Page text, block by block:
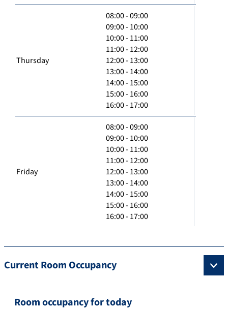
Thursday
08:00 - 09:00
09:00 - 10:00
10:00 - 11:00
11:00 - 12:00
12:00 - 13:00
13:00 - 14:00
14:00 - 15:00
15:00 - 16:00
16:00 - 17:00
Friday
08:00 - 09:00
09:00 - 10:00
10:00 - 11:00
11:00 - 12:00
12:00 - 13:00
13:00 - 14:00
14:00 - 15:00
15:00 - 16:00
16:00 - 17:00
Current Room Occupancy
Room occupancy for today